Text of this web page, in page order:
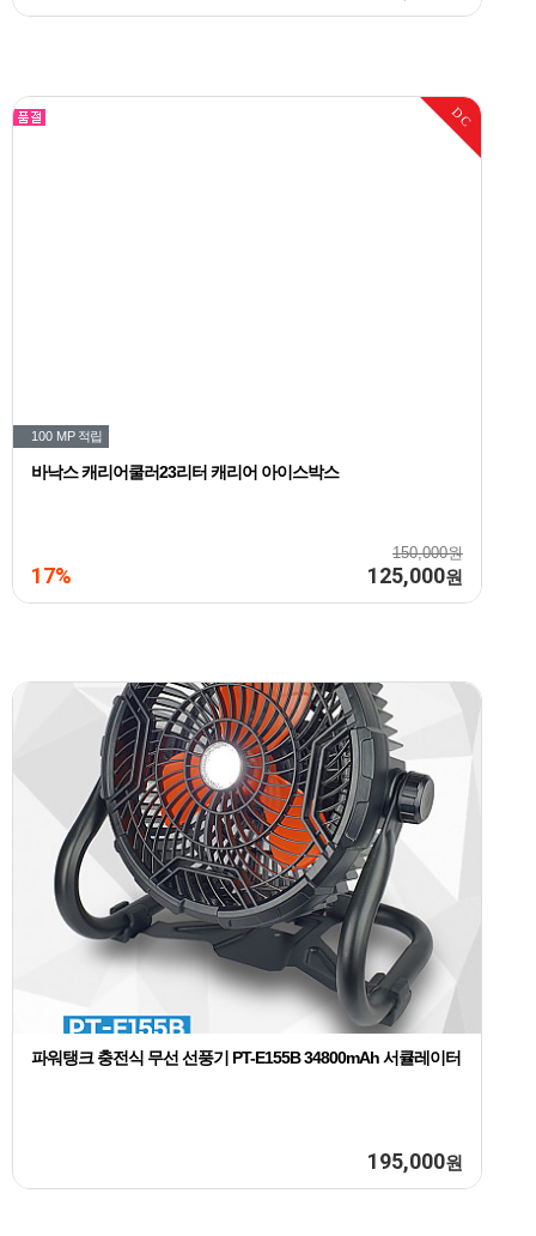
DC
100 MP 적립
바낙스 캐리어쿨러23리터 캐리어 아이스박스
150,000원
17% 125,000원
파워탱크 충전식 무선 선풍기 PT-E155B 34800mAh 서큘레이터
195,000원